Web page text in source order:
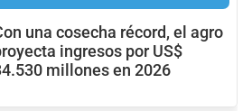
una cosecha récord, el agro
ingresos por US$
millones en 2026